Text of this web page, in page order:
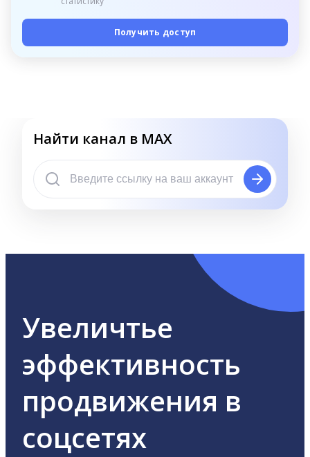
Получить доступ
Найти канал в MAX
Увеличтье
эффективность
продвижения в
соцсетях